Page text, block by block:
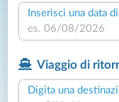
Inserisci una data
Viaggio di
Digita una